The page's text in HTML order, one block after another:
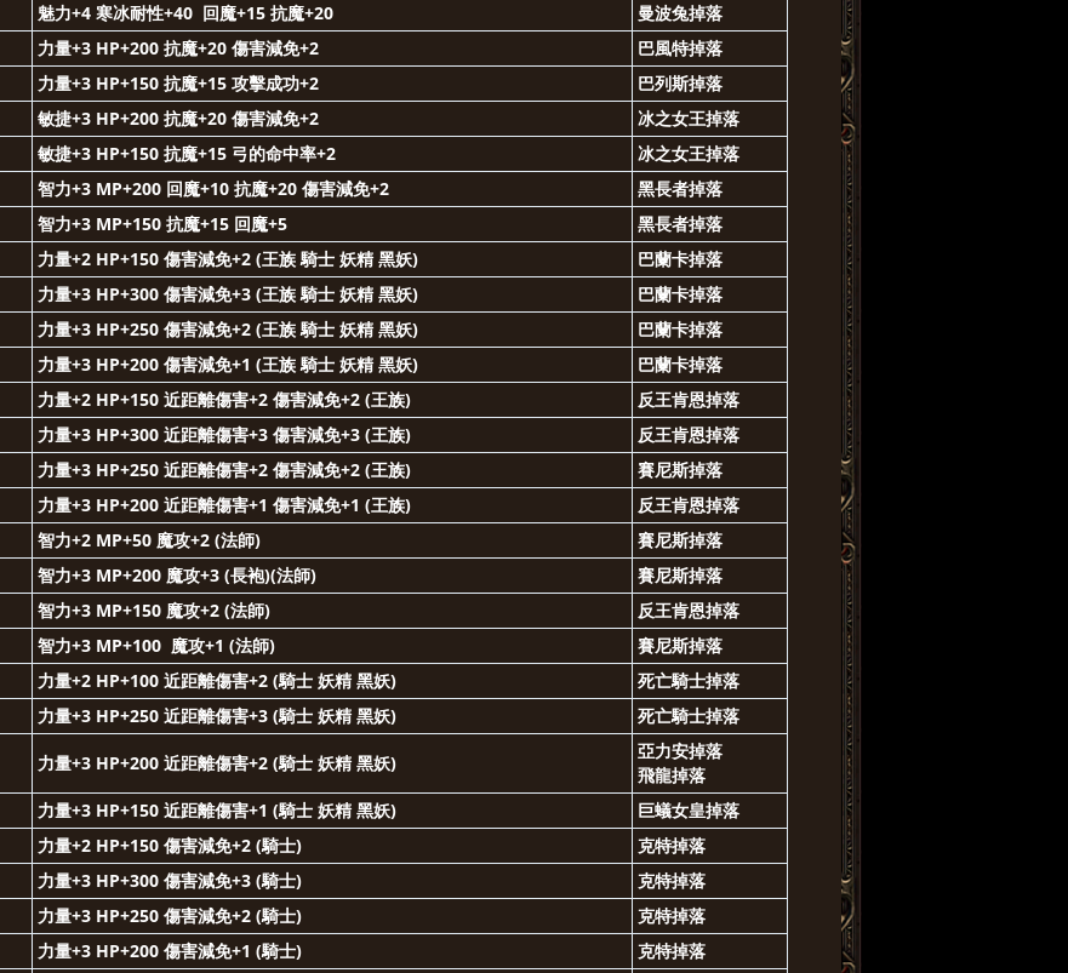
魅力+4 寒冰耐性+40 回魔+15 抗魔+20
曼波兔掉落
力量+3 HP+200 抗魔+20 傷害減免+2
巴風特掉落
力量+3 HP+150 抗魔+15 攻擊成功+2
巴列斯掉落
敏捷+3 HP+200 抗魔+20 傷害減免+2
冰之女王掉落
敏捷+3 HP+150 抗魔+15 弓的命中率+2
冰之女王掉落
智力+3 MP+200 回魔+10 抗魔+20 傷害減免+2
黑長者掉落
智力+3 MP+150 抗魔+15 回魔+5
黑長者掉落
力量+2 HP+150 傷害減免+2 (王族 騎士 妖精 黑妖) 巴蘭卡掉落
力量+3 HP+300 傷害減免+3 (王族騎士 妖精 黑妖) 巴蘭卡掉落
力量+3 HP+250 傷害減免+2 (王族騎士 妖精 黑妖) 巴蘭卡掉落
力量+3 HP+200 傷害減免+1 (王族騎士 妖精 黑妖) 巴蘭卡掉落
力量+2 HP+150 近距離傷害+2 傷害減免+2 (王族)
反王肯恩掉落
力量+3 HP+300 近距離傷害+3 傷害減免+3 (王族)
反王肯恩掉落
力量+3 HP+250 近距離傷害+2 傷害減免+2 (王族)
賽尼斯掉落
力量+3 HP+200 近距離傷害+1 傷害減免+1 (王族)
反王肯恩掉落
智力+2 MP+50 魔攻+2 (法師)
賽尼斯掉落
智力+3 MP+200 魔攻+3 (長袍)(法師)
賽尼斯掉落
智力+3 MP+150 魔攻+2 (法師)
反王肯恩掉落
智力+3 MP+100 魔攻+1 (法師)
賽尼斯掉落
力量+2 HP+100 近距離傷害+2 (騎士 妖精 黑妖)
死亡騎士掉落
力量+3 HP+250 近距離傷害+3 (騎士 妖精 黑妖) 死亡騎士掉落
力量+3 HP+200 近距離傷害+2 (騎士 妖精 黑妖)
亞力安掉落
飛龍掉落
力量+3 HP+150 近距離傷害+1 (騎士 妖精 黑妖)
巨蟻女皇掉落
力量+2 HP+150 傷害減免+2 (騎士)
克特掉落
力量+3 HP+300 傷害減免+3 (騎士)
克特掉落
力量+3 HP+250 傷害減免+2 (騎士)
克特掉落
力量+3 HP+200 傷害減免+1 (騎士)
克特掉落